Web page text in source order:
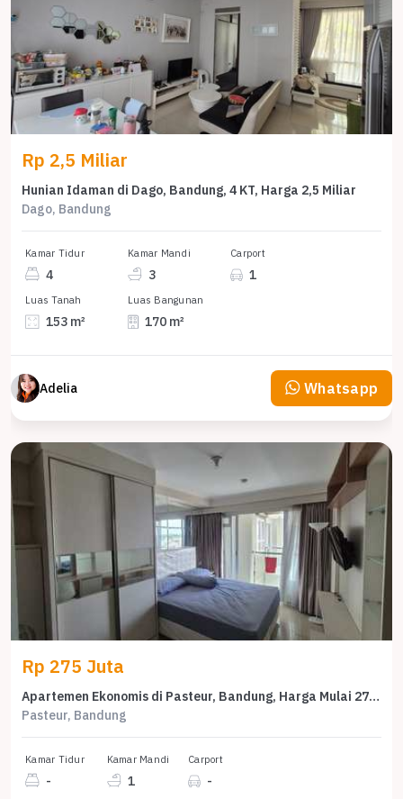
Rp 2,5 Miliar
Hunian Idaman di Dago, Bandung, 4 KT, Harga 2,5 Miliar
Dago, Bandung
Kamar Tidur
4
Kamar Mandi
3
Carport
1
Luas Tanah
153 m²
Luas Bangunan
170 m²
Adelia Whatsapp
Rp 275 Juta
Apartemen Ekonomis di Pasteur, Bandung, Harga Mulai 275 Juta
Pasteur, Bandung
Kamar Tidur
-
Kamar Mandi
1
Carport
-